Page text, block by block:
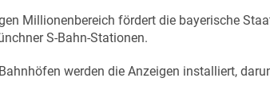
Millionenbereich fördert die bayerische
S-Bahn-Stationen.
werden die Anzeigen installiert,